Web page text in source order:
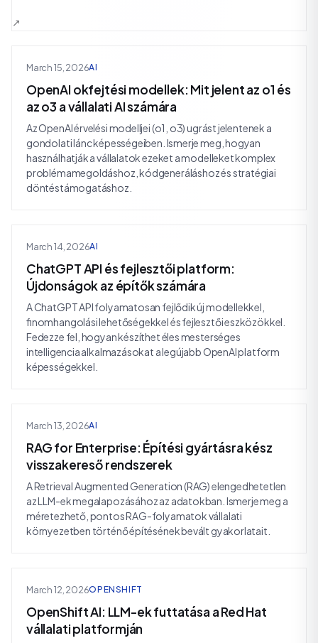
March 15, 2026AI
OpenAI okfejtési modellek: Mit jelent az o1 és
az o3 a vállalati AI számára
Az OpenAI érvelési modelljei (o1, o3) ugrást jelentenek a
gondolati lánc képességeiben. Ismerje meg, hogyan
használhatják a vállalatok ezeket a modelleket komplex
problémamegoldáshoz, kódgeneráláshoz és stratégiai
döntéstámogatáshoz.
March 14, 2026AI
ChatGPT API és fejlesztői platform:
Újdonságok az építők számára
A ChatGPT API folyamatosan fejlődik új modellekkel,
finomhangolási lehetőségekkel és fejlesztői eszközökkel.
Fedezze fel, hogyan készíthet éles mesterséges
intelligencia alkalmazásokat a legújabb OpenAI platform
képességekkel.
March 13, 2026AI
RAG for Enterprise: Építési gyártásra kész
visszakereső rendszerek
A Retrieval Augmented Generation (RAG) elengedhetetlen
az LLM-ek megalapozásához az adatokban. Ismerje meg a
méretezhető, pontos RAG-folyamatok vállalati
környezetben történő építésének bevált gyakorlatait.
March 12, 2026OPENSHIFT
OpenShift AI: LLM-ek futtatása a Red Hat
vállalati platformján